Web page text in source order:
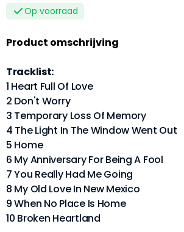
Op voorraad
Product omschrijving
Tracklist:
1 Heart Full Of Love
2 Don't Worry
3 Temporary Loss Of Memory
4 The Light In The Window Went Out
5 Home
6 My Anniversary For Being A Fool
7 You Really Had Me Going
8 My Old Love In New Mexico
9 When No Place Is Home
10 Broken Heartland